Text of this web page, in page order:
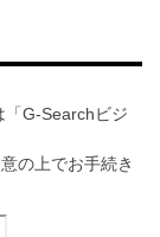
「G-Searchビジ
の上でお手続き